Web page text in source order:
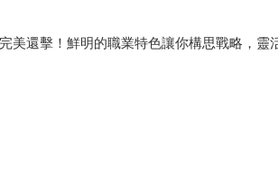
美還擊！鮮明的職業特色讓你構思戰略，靈